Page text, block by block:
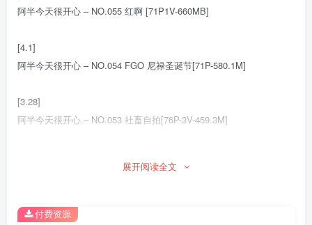
阿半今天很开心 – NO.055 红啊 [71P1V-660MB]
[4.1]
阿半今天很开心 – NO.054 FGO 尼禄圣诞节[71P-580.1M]
[3.28]
阿半今天很开心 – NO.053 社畜自拍[76P-3V-459.3M]
阿半今天很开心 – NO.052 赛马娘 大和赤骥兔女郎[35P-308.3M]
[12.28]
展开阅读全文
付费资源